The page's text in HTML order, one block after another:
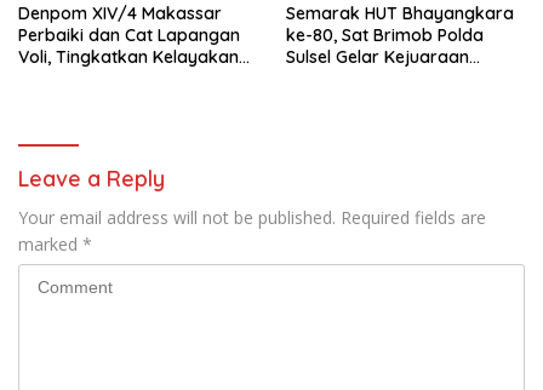
Denpom XIV/4 Makassar
Perbaiki dan Cat Lapangan
Voli, Tingkatkan Kelayakan
Semarak HUT Bhayangkara
ke-80, Sat Brimob Polda
Sulsel Gelar Kejuaraan
Leave a Reply
Your email address will not be published. Required fields are
marked *